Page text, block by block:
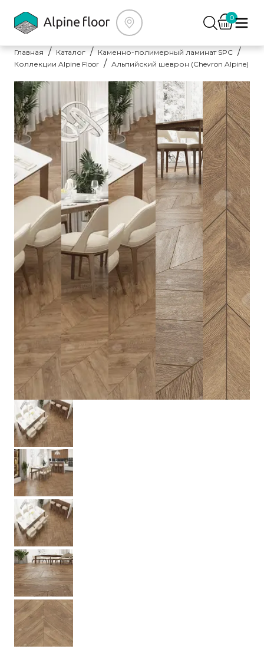
0
Главная Каталог
Каменно-полимерный ламинат SPC
Коллекции Alpine Floor
Альпийский шеврон (Chevron Alpine)